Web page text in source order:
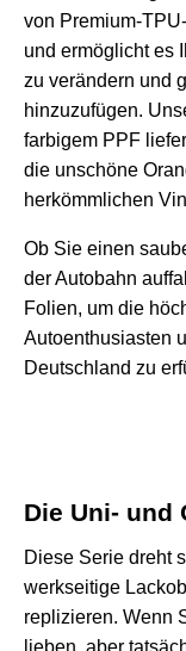
von Premium-
und ermöglicht es
zu verändern und
hinzuzufügen.
farbigem PPF
die unschöne
herkömmlichen
Ob Sie einen
der Autobahn
Folien, um die
Autoenthusiasten
Deutschland zu
Die Uni- und
Diese Serie dreht
werkseitige
replizieren. Wenn
lieben, aber